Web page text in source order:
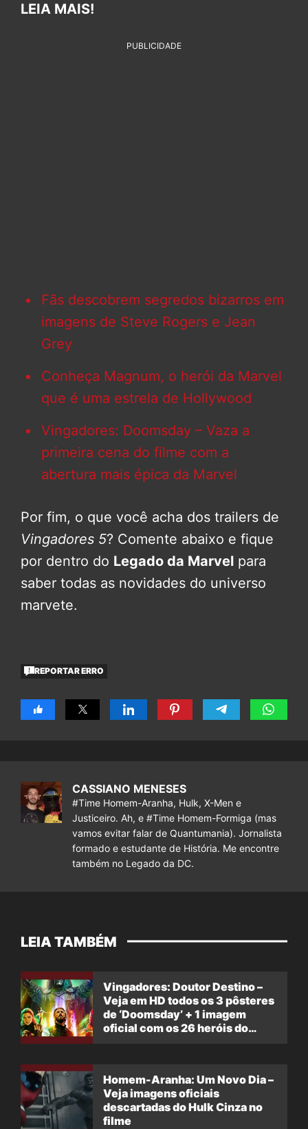
LEIA MAIS!
PUBLICIDADE
Fãs descobrem segredos bizarros em
imagens de Steve Rogers e Jean
Grey
Conheça Magnum, o herói da Marvel
que é uma estrela de Hollywood
Vingadores: Doomsday – Vaza a
primeira cena do filme com a
abertura mais épica da Marvel
Por fim, o que você acha dos trailers de
Vingadores 5? Comente abaixo e fique
por dentro do Legado da Marvel para
saber todas as novidades do universo
marvete.
REPORTAR ERRO
CASSIANO MENESES
#Time Homem-Aranha, Hulk, X-Men e
Justiceiro. Ah, e #Time Homem-Formiga (mas
vamos evitar falar de Quantumania). Jornalista
formado e estudante de História. Me encontre
também no Legado da DC.
LEIA TAMBÉM
Vingadores: Doutor Destino –
Veja em HD todos os 3 pôsteres
de ‘Doomsday’ + 1 imagem
oficial com os 26 heróis do
Homem-Aranha: Um Novo Dia –
Veja imagens oficiais
descartadas do Hulk Cinza no
filme